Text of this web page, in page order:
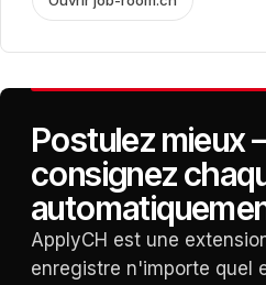
Postulez mieux
consignez
ApplyCH est une
enregistre n'importe quel